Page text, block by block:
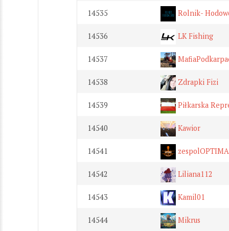
14535 Rolnik-
14536 LK Fishing
14537
14538 Zdrapki Fizi
14539 Piłkarska
14540 Kawior
14541 zespolOPTIMA
14542 Liliana112
14543 Kamil01
14544 Mikrus